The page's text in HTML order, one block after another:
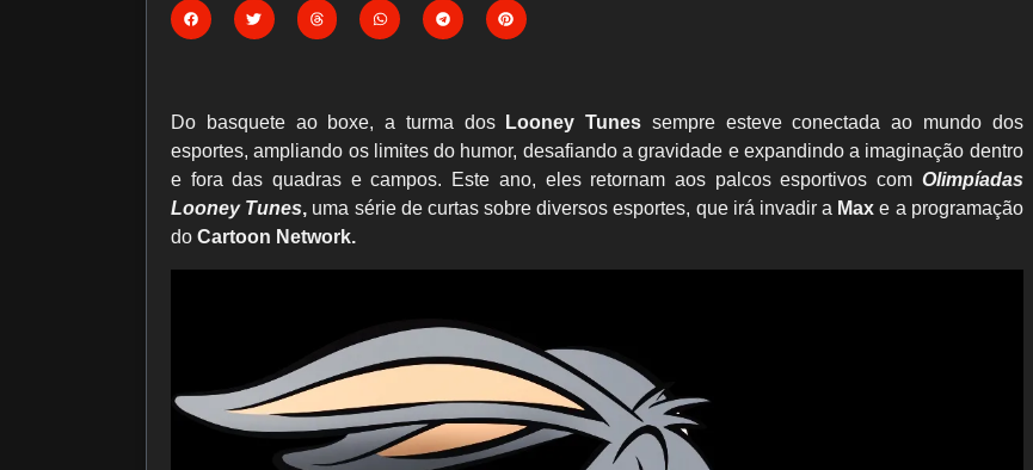
Do basquete ao boxe, a turma dos Looney Tunes sempre esteve conectada ao mundo dos
esportes, ampliando os limites do humor, desafiando a gravidade e expandindo a imaginação dentro
e fora das quadras e campos. Este ano, eles retornam aos palcos esportivos com Olimpíadas
Looney Tunes, uma série de curtas sobre diversos esportes, que irá invadir a Max e a programação
do Cartoon Network.